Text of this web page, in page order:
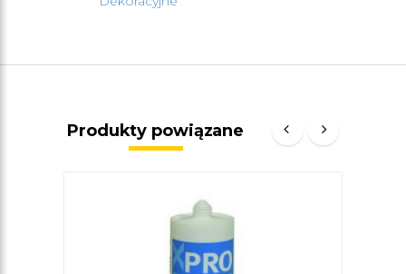
Produkty powiązane